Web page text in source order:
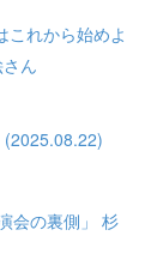
れから始めよ
ん
(2025.08.22)
会の裏側」 杉